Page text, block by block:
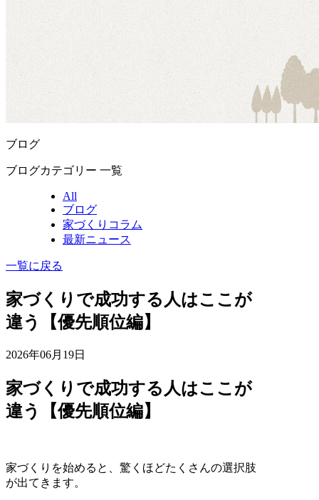
ブログ
ブログカテゴリー 一覧
All
ブログ
家づくりコラム
最新ニュース
一覧に戻る
家づくりで成功する人はここが
違う【優先順位編】
2026年06月19日
家づくりで成功する人はここが
違う【優先順位編】
家づくりを始めると、驚くほどたくさんの選択肢
が出てきます。